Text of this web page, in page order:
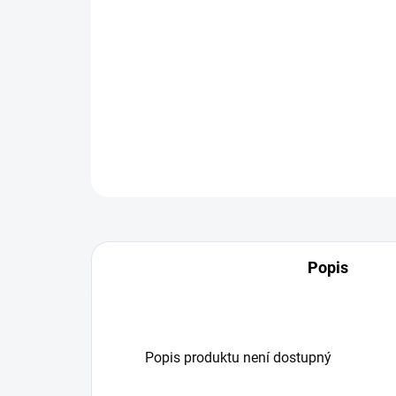
Popis
Popis produktu není dostupný